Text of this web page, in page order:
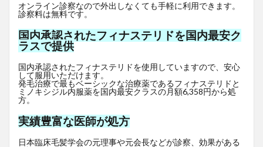
オンライン診察なので外出しなくても手軽に利用できます。
診察料は無料です。
国内承認されたフィナステリドを国内最安ク
ラスで提供
国内承認されたフィナステリドを使用していますので、安心
して服用いただけます。
発毛治療で最もベーシックな治療薬であるフィナステリドと
ミノキシジル内服薬を国内最安クラスの月額6,358円から処
方。
実績豊富な医師が処方
日本臨床毛髪学会の元理事や元会長などが診察、効果がある